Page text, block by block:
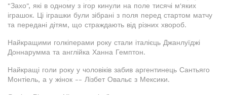
"Захо", які в одному з ігор кинули на поле тисячі м'яких
іграшок. Ці іграшки були зібрані з поля перед стартом матчу
та передані дітям, що страждають від різних хвороб.
Найкращими голкіперами року стали італієць Джанлуїджі
Доннарумма та англійка Ханна Гемптон.
Найкращі голи року у чоловіків забив аргентинець Сантьяго
Монтіель, а у жінок -- Лізбет Овальє з Мексики.